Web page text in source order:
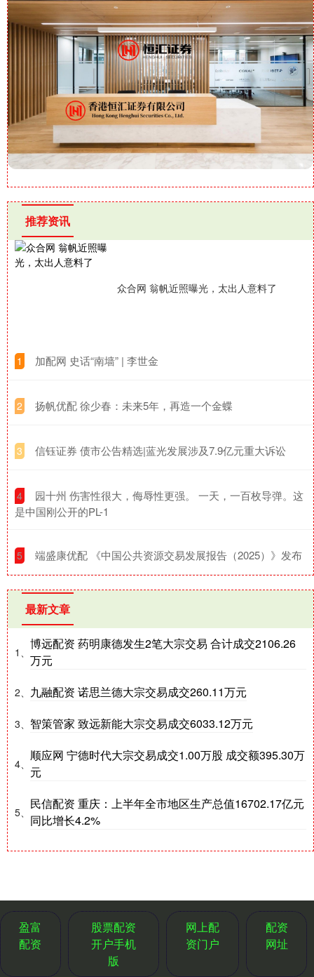
推荐资讯
众合网 翁帆近照曝光，太出人意料了
1 ​加配网 史话“南墙” | 李世金
2 ​扬帆优配 徐少春：未来5年，再造一个金蝶
3 ​信钰证券 债市公告精选|蓝光发展涉及7.9亿元重大诉讼
4
​园十州 伤害性很大，侮辱性更强。 一天，一百枚导弹。这
是中国刚公开的PL-1
5 ​端盛康优配 《中国公共资源交易发展报告（2025）》发布
最新文章
1、
博远配资 药明康德发生2笔大宗交易 合计成交2106.26
万元
2、 九融配资 诺思兰德大宗交易成交260.11万元
3、 智策管家 致远新能大宗交易成交6033.12万元
4、
顺应网 宁德时代大宗交易成交1.00万股 成交额395.30万
元
5、
民信配资 重庆：上半年全市地区生产总值16702.17亿元
同比增长4.2%
盈富
配资
股票配资
开户手机
版
网上配
资门户
配资
网址